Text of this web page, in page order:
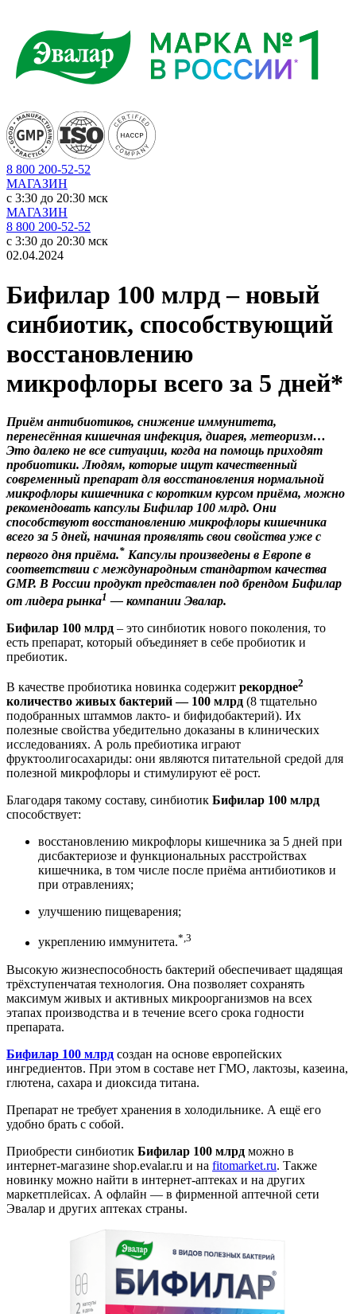
8 800 200-52-52
МАГАЗИН
c 3:30 до 20:30 мск
МАГАЗИН
8 800 200-52-52
c 3:30 до 20:30 мск
02.04.2024
Бифилар 100 млрд – новый
синбиотик, способствующий
восстановлению
микрофлоры всего за 5 дней*
Приём антибиотиков, снижение иммунитета,
перенесённая кишечная инфекция, диарея, метеоризм…
Это далеко не все ситуации, когда на помощь приходят
пробиотики. Людям, которые ищут качественный
современный препарат для восстановления нормальной
микрофлоры кишечника с коротким курсом приёма, можно
рекомендовать капсулы Бифилар 100 млрд. Они
способствуют восстановлению микрофлоры кишечника
всего за 5 дней, начиная проявлять свои свойства уже с
первого дня приёма.* Капсулы произведены в Европе в
соответствии с международным стандартом качества
GMP. В России продукт представлен под брендом Бифилар
от лидера рынка1 — компании Эвалар.
Бифилар 100 млрд – это синбиотик нового поколения, то
есть препарат, который объединяет в себе пробиотик и
пребиотик.
В качестве пробиотика новинка содержит рекордное2
количество живых бактерий — 100 млрд (8 тщательно
подобранных штаммов лакто- и бифидобактерий). Их
полезные свойства убедительно доказаны в клинических
исследованиях. А роль пребиотика играют
фруктоолигосахариды: они являются питательной средой для
полезной микрофлоры и стимулируют её рост.
Благодаря такому составу, синбиотик Бифилар 100 млрд
способствует:
восстановлению микрофлоры кишечника за 5 дней при
дисбактериозе и функциональных расстройствах
кишечника, в том числе после приёма антибиотиков и
при отравлениях;
улучшению пищеварения;
укреплению иммунитета.*,3
Высокую жизнеспособность бактерий обеспечивает щадящая
трёхступенчатая технология. Она позволяет сохранять
максимум живых и активных микроорганизмов на всех
этапах производства и в течение всего срока годности
препарата.
Бифилар 100 млрд создан на основе европейских
ингредиентов. При этом в составе нет ГМО, лактозы, казеина,
глютена, сахара и диоксида титана.
Препарат не требует хранения в холодильнике. А ещё его
удобно брать с собой.
Приобрести синбиотик Бифилар 100 млрд можно в
интернет-магазине shop.evalar.ru и на fitomarket.ru. Также
новинку можно найти в интернет-аптеках и на других
маркетплейсах. А офлайн — в фирменной аптечной сети
Эвалар и других аптеках страны.